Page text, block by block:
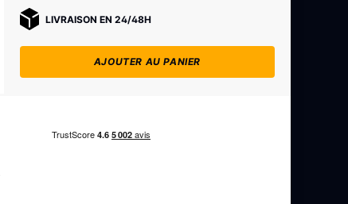
LIVRAISON EN 24/48H
AJOUTER AU PANIER